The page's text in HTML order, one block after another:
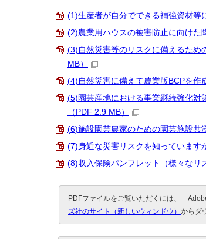
(1)生産者が自分でできる補強資材等
(2)農業用ハウスの被害防止に向けた
(3)自然災害等のリスクに備えるため
MB）
(4)自然災害に備えて農業版BCPを作
(5)園芸産地における事業継続強化対
（PDF 2.9 MB）
(6)施設園芸農家のための園芸施設共
(7)身近な災害リスクを知っています
(8)収入保険パンフレット（様々なリ
PDFファイルをご覧いただくには、「
ズ社のサイト（新しいウィンドウ） からダ